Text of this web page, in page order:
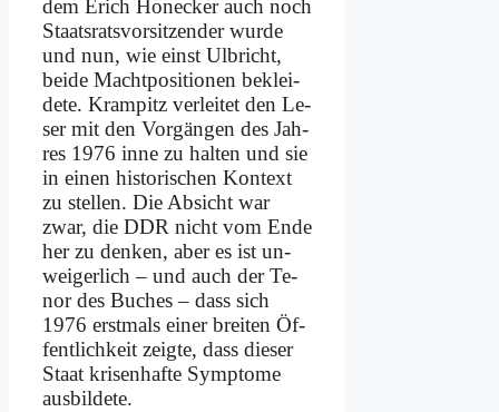
dem Erich Hon­ecker auch noch
Staats­rats­vor­sit­zen­der wur­de
und nun, wie einst Ulb­richt,
bei­de Macht­po­si­tio­nen be­klei­
de­te. Kram­pitz ver­lei­tet den Le­
ser mit den Vor­gän­gen des Jah­
res 1976 in­ne zu hal­ten und sie
in ei­nen hi­sto­ri­schen Kon­text
zu stel­len. Die Ab­sicht war
zwar, die DDR nicht vom En­de
her zu den­ken, aber es ist un­
wei­ger­lich – und auch der Te­
nor des Bu­ches – dass sich
1976 erst­mals ei­ner brei­ten Öf­
fent­lich­keit zeig­te, dass die­ser
Staat kri­sen­haf­te Sym­pto­me
aus­bil­de­te.